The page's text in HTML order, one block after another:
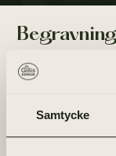
Samtycke
BEGRAVNING
kl 13.00